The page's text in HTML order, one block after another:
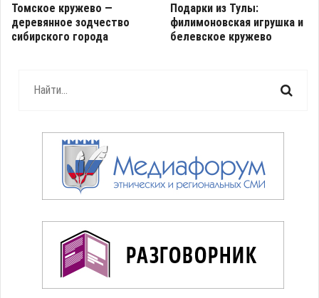
Томское кружево —
деревянное зодчество
сибирского города
Подарки из Тулы:
филимоновская игрушка и
белевское кружево